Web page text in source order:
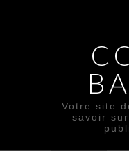
Votre site
savoir